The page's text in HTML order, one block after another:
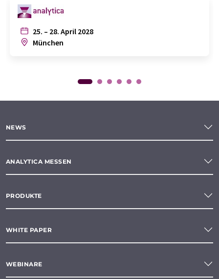
25. – 28. April 2028
München
NEWS
ANALYTICA MESSEN
PRODUKTE
WHITE PAPER
WEBINARE